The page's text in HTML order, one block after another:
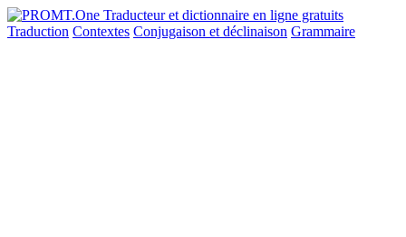
Traduction Contextes Conjugaison et déclinaison Grammaire